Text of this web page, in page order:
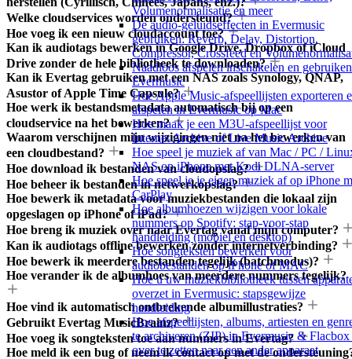
Volumenormalisatie en meer
De audio-geluidseffecten in Evermusic
gebruiken: Reverb, Delay, Distortion,
Compressor, Crossfeed en
Naadloos afspelen inschakelen en
Evermusic
Hoe Apple Music-afspeellijsten exporteren
afspelen in Evermusic op Mac
Hoe maak je een M3U-afspeellijst voor
Internet Archive of Live Music Archive
Hoe speel je muziek af van Mac / PC /
NAS op iPhone met Kodi DLNA-server
Hoe speel je je eigen muziek af op iPhone
CarPlay
Hoe albumhoezen wijzigen voor lokale
nummers op Spotify: stap-voor-stap
handleiding (mobiel en desktop)
Hoe songteksten bewerken voor
audiobestanden op iPhone of MAC
Hoe u uw muziekbibliotheek tussen
overzet in Evermusic: stapsgewijze
handleiding
Hoe afspeellijsten, albums, artiesten en
te archiveren (ZIP) in Evermusic & Flacbox
over te zetten naar een ander apparaat
Welke cloudservices worden ondersteund?
Hoe voeg ik een nieuw cloudaccount toe?
Kan ik audiotags bewerken in Google Drive, Dropbox of iCloud
Drive zonder de hele bibliotheek te downloaden?
Kan ik Evertag gebruiken met een NAS zoals Synology, QNAP,
Asustor of Apple Time Capsule?
Hoe werk ik bestandsmetadata automatisch bij op een
cloudservice na het bewerken?
Waarom verschijnen mijn wijzigingen niet na het bewerken van
een cloudbestand?
Hoe download ik bestanden van cloudopslag?
Hoe beheer ik bestanden in netwerkopslag?
Hoe bewerk ik metadata voor muziekbestanden die lokaal zijn
opgeslagen op iPhone of iPad?
Hoe breng ik muziek over naar Evertag vanaf mijn computer?
Kan ik audiotags offline bewerken zonder internetverbinding?
Hoe bewerk ik meerdere bestanden tegelijk (batchmodus)?
Hoe verander ik de albumhoes van meerdere nummers tegelijk?
Hoe vind ik automatisch ontbrekende albumillustraties?
Gebruikt Evertag MusicBrainz?
Hoe voeg ik songteksten toe aan nummers in Evertag?
Hoe meld ik een bug of neem ik contact op met de